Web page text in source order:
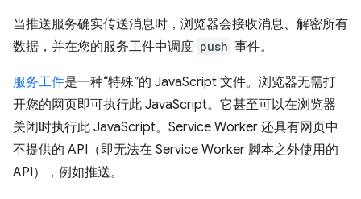
当推送服务确实传送消息时，浏览器会接收消息、解密所有
数据，并在您的服务工件中调度 push 事件。
服务工件是一种“特殊”的 JavaScript 文件。浏览器无需打
开您的网页即可执行此 JavaScript。它甚至可以在浏览器
关闭时执行此 JavaScript。Service Worker 还具有网页中
不提供的 API（即无法在 Service Worker 脚本之外使用的
API），例如推送。